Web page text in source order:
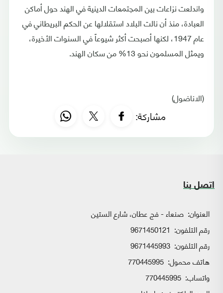
واندلعت نزاعات بين المجتمعات الدينية في الهند حول أماكن
العبادة، منذ أن نالت البلاد استقلالها عن الحكم البريطاني في
عام 1947، لكنها أصبحت أكثر شيوعاً في السنوات الأخيرة،
ويمثل المسلمون نحو 13% من سكان الهند.
(الاناضول)
مشاركة:
اتصل بنا
العنوان: صنعاء - فج عطان، شارع الستين
رقم التلفون: 9671450121
رقم التلفون: 9671445993
هاتف محمول: 770445995
واتساب: